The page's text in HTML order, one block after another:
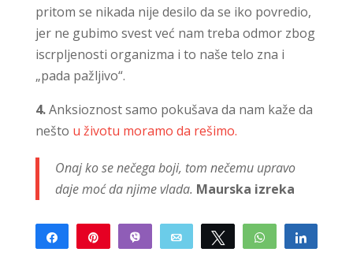
pritom se nikada nije desilo da se iko povredio,
jer ne gubimo svest već nam treba odmor zbog
iscrpljenosti organizma i to naše telo zna i
„pada pažljivo“.
4.Anksioznost samo pokušava da nam kaže da
nešto u životu moramo da rešimo.
Onaj ko se nečega boji, tom nečemu upravo
daje moć da njime vlada. Maurska izreka
Share Vibe Email Tweet WhatsApp